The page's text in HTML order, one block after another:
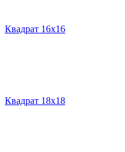
Квадрат 16х16
Квадрат 18х18